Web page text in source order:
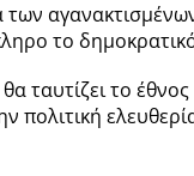
των
το
ταυτίζει το
πολιτική